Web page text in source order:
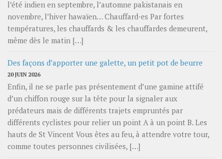
l’été indien en septembre, l’automne pakistanais en
novembre, l’hiver hawaïen… Chauffard⋅es Par fortes
températures, les chauffards & les chauffardes demeurent,
même dès le matin […]
Des façons d’apporter une galette, un petit pot de beurre
20 JUIN 2026
Enfin, il ne se parle pas présentement d’une gamine attifé
d’un chiffon rouge sur la tête pour la signaler aux
prédateurs mais de différents trajets empruntés par
différents cyclistes pour relier un point A à un point B. Les
hauts de St Vincent Vous êtes au feu, à attendre votre tour,
comme toutes personnes civilisées, […]